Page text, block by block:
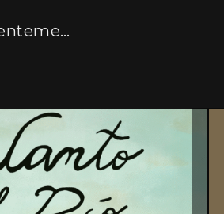
Añadidos recientemente